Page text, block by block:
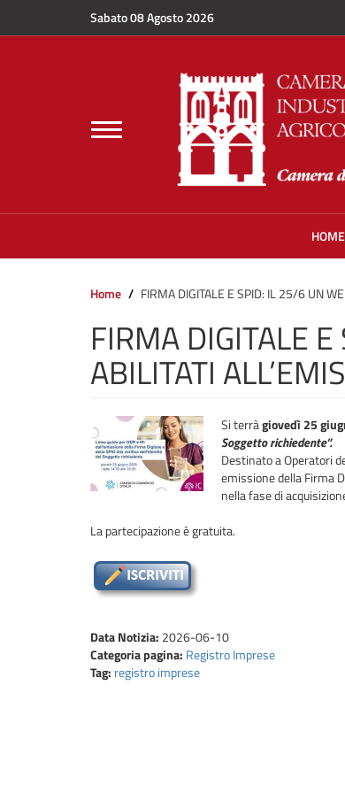
Sabato 08 Agosto 2026
Toggle
navigation
HOME
Home FIRMA DIGITALE E SPID: IL 25/6 UN
FIRMA DIGITALE
ABILITATI
Si terràgiovedì 25
Soggetto richiedente”.
Destinato a Operatori
emissione della Firma
nella fase di
La partecipazione è gratuita.
Data Notizia: 2026-06-10
Categoria pagina: Registro Imprese
Tag: registro imprese